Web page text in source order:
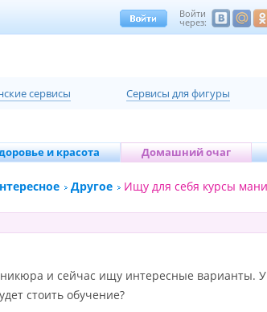
Войти
через:
сервисы Cервисы для фигуры
и красота Домашний очаг
Другое Ищу для себя курсы
и сейчас ищу интересные варианты.
стоить обучение?